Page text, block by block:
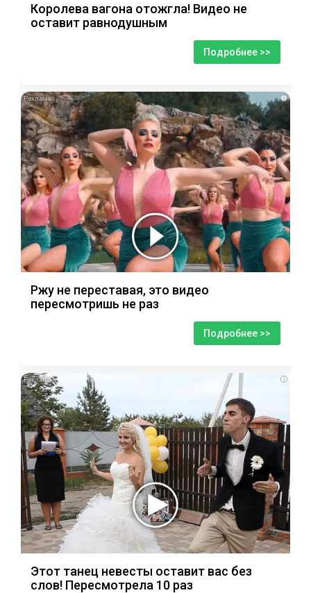
Королева вагона отожгла! Видео не
оставит равнодушным
Подробнее >>
i
Ржу не переставая, это видео
пересмотришь не раз
Подробнее >>
i
Этот танец невесты оставит вас без
слов! Пересмотрела 10 раз